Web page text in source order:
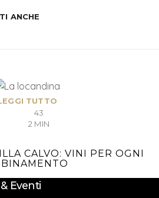
ANCHE
TUTTO
43
2 MIN
CALVO: VINI PER OGNI
Eventi